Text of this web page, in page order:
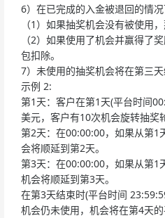
6）在已完成的入金被退回的情况
（1）如果抽奖机会没有被使用
（2）如果使用了机会并赢得了
包扣除。
7）未使用的抽奖机会将在第三天
示例 2:
第1天：客户在第1天(平台时间
美元，客户有10次机会旋转抽奖
第2天：在00:00:00，如果从第1
会将顺延到第2天。
第3天：在00:00:00，如果从第1
机会将顺延到第3天。
在第3天结束时(平台时间
机会仍未使用，机会将在第4天